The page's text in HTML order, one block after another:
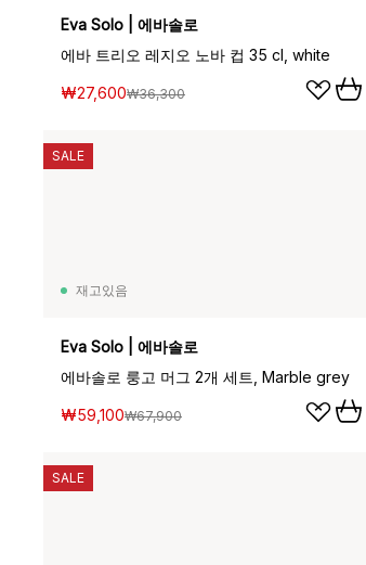
Eva Solo | 에바솔로
에바 트리오 레지오 노바 컵 35 cl, white
₩27,600₩36,300
재고있음
Eva Solo | 에바솔로
에바솔로 룽고 머그 2개 세트, Marble grey
₩59,100₩67,900
SALE
SALE